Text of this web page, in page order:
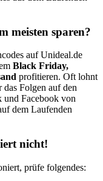
meisten sparen?
auf Unideal.de
Black Friday,
profitieren. Oft lohnt
das Folgen auf den
und Facebook von
dem Laufenden
nicht!
prüfe folgendes: